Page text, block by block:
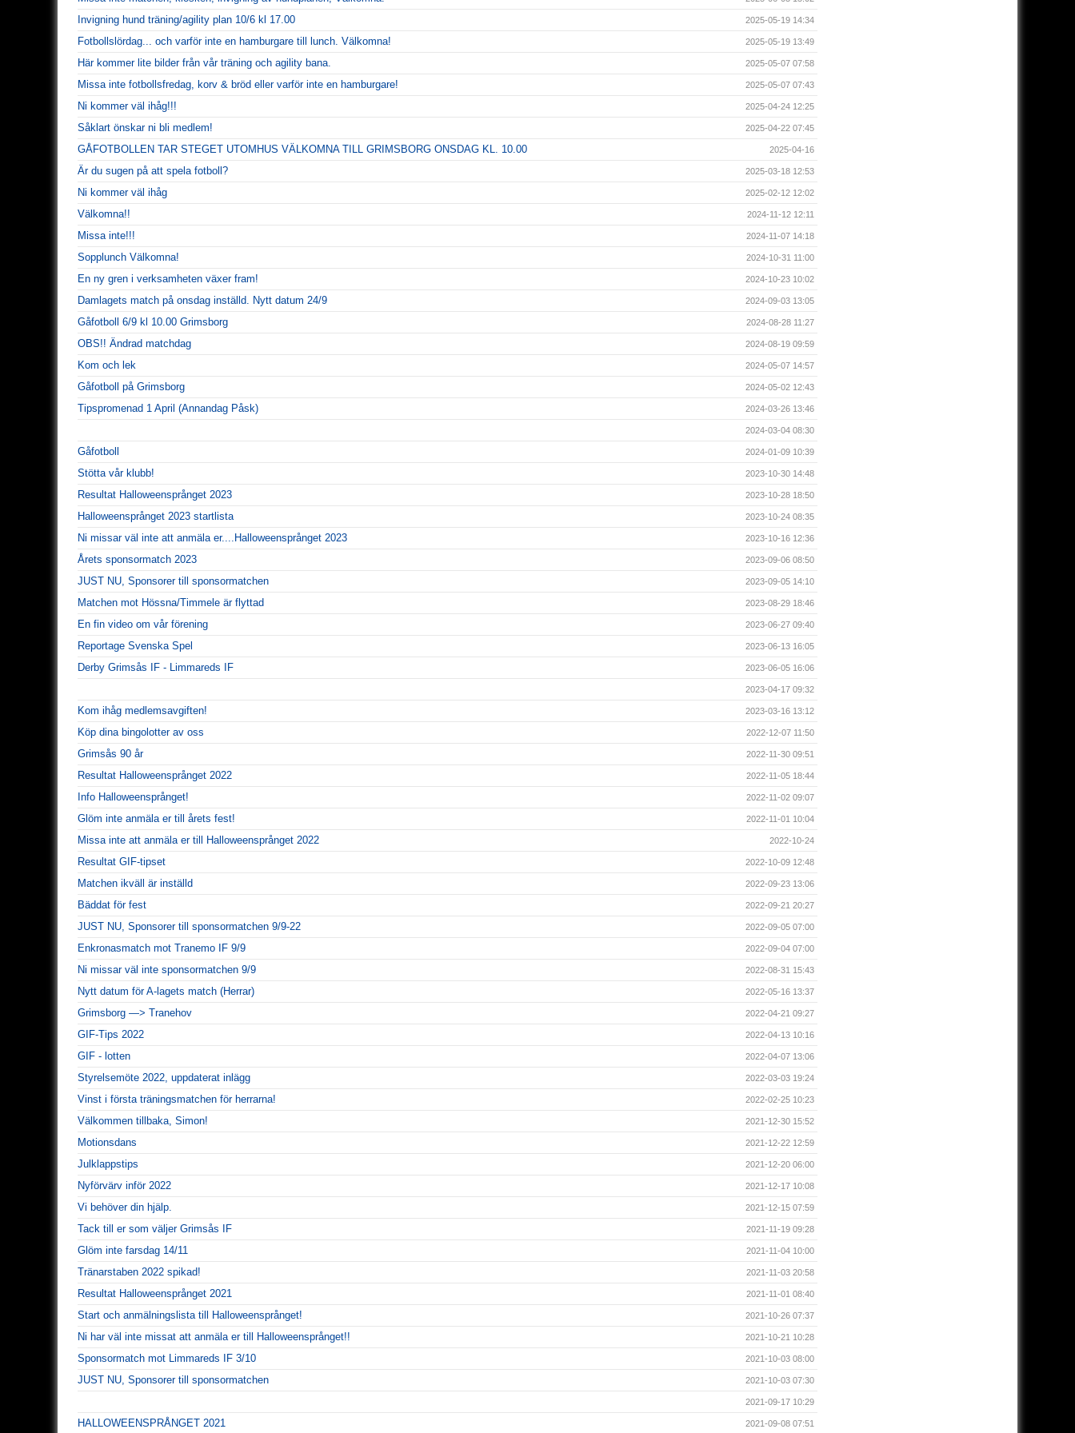
Invigning hund träning/agility plan 10/6 kl 17.00 2025-05-19 14:34
Fotbollslördag... och varför inte en hamburgare till lunch. Välkomna! 2025-05-19 13:49
Här kommer lite bilder från vår träning och agility bana. 2025-05-07 07:58
Missa inte fotbollsfredag, korv & bröd eller varför inte en hamburgare! 2025-05-07 07:43
Ni kommer väl ihåg!!! 2025-04-24 12:25
Såklart önskar ni bli medlem! 2025-04-22 07:45
GÅFOTBOLLEN TAR STEGET UTOMHUS VÄLKOMNA TILL GRIMSBORG ONSDAG KL. 10.00 2025-04-16
Är du sugen på att spela fotboll? 2025-03-18 12:53
Ni kommer väl ihåg 2025-02-12 12:02
Välkomna!! 2024-11-12 12:11
Missa inte!!! 2024-11-07 14:18
Sopplunch Välkomna! 2024-10-31 11:00
En ny gren i verksamheten växer fram! 2024-10-23 10:02
Damlagets match på onsdag inställd. Nytt datum 24/9 2024-09-03 13:05
Gåfotboll 6/9 kl 10.00 Grimsborg 2024-08-28 11:27
OBS!! Ändrad matchdag 2024-08-19 09:59
Kom och lek 2024-05-07 14:57
Gåfotboll på Grimsborg 2024-05-02 12:43
Tipspromenad 1 April (Annandag Påsk) 2024-03-26 13:46
2024-03-04 08:30
Gåfotboll 2024-01-09 10:39
Stötta vår klubb! 2023-10-30 14:48
Resultat Halloweensprånget 2023 2023-10-28 18:50
Halloweensprånget 2023 startlista 2023-10-24 08:35
Ni missar väl inte att anmäla er....Halloweensprånget 2023 2023-10-16 12:36
Årets sponsormatch 2023 2023-09-06 08:50
JUST NU, Sponsorer till sponsormatchen 2023-09-05 14:10
Matchen mot Hössna/Timmele är flyttad 2023-08-29 18:46
En fin video om vår förening 2023-06-27 09:40
Reportage Svenska Spel 2023-06-13 16:05
Derby Grimsås IF - Limmareds IF 2023-06-05 16:06
2023-04-17 09:32
Kom ihåg medlemsavgiften! 2023-03-16 13:12
Köp dina bingolotter av oss 2022-12-07 11:50
Grimsås 90 år 2022-11-30 09:51
Resultat Halloweensprånget 2022 2022-11-05 18:44
Info Halloweensprånget! 2022-11-02 09:07
Glöm inte anmäla er till årets fest! 2022-11-01 10:04
Missa inte att anmäla er till Halloweensprånget 2022 2022-10-24
Resultat GIF-tipset 2022-10-09 12:48
Matchen ikväll är inställd 2022-09-23 13:06
Bäddat för fest 2022-09-21 20:27
JUST NU, Sponsorer till sponsormatchen 9/9-22 2022-09-05 07:00
Enkronasmatch mot Tranemo IF 9/9 2022-09-04 07:00
Ni missar väl inte sponsormatchen 9/9 2022-08-31 15:43
Nytt datum för A-lagets match (Herrar) 2022-05-16 13:37
Grimsborg —> Tranehov 2022-04-21 09:27
GIF-Tips 2022 2022-04-13 10:16
GIF - lotten 2022-04-07 13:06
Styrelsemöte 2022, uppdaterat inlägg 2022-03-03 19:24
Vinst i första träningsmatchen för herrarna! 2022-02-25 10:23
Välkommen tillbaka, Simon! 2021-12-30 15:52
Motionsdans 2021-12-22 12:59
Julklappstips 2021-12-20 06:00
Nyförvärv inför 2022 2021-12-17 10:08
Vi behöver din hjälp. 2021-12-15 07:59
Tack till er som väljer Grimsås IF 2021-11-19 09:28
Glöm inte farsdag 14/11 2021-11-04 10:00
Tränarstaben 2022 spikad! 2021-11-03 20:58
Resultat Halloweensprånget 2021 2021-11-01 08:40
Start och anmälningslista till Halloweensprånget! 2021-10-26 07:37
Ni har väl inte missat att anmäla er till Halloweensprånget!! 2021-10-21 10:28
Sponsormatch mot Limmareds IF 3/10 2021-10-03 08:00
JUST NU, Sponsorer till sponsormatchen 2021-10-03 07:30
2021-09-17 10:29
HALLOWEENSPRÅNGET 2021 2021-09-08 07:51